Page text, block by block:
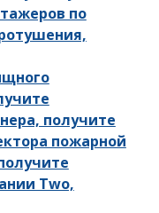
по
получите
пожарной
Two,